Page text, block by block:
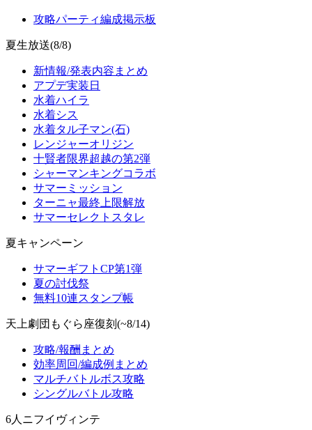
攻略パーティ編成掲示板
夏生放送(8/8)
新情報/発表内容まとめ
アプデ実装日
水着ハイラ
水着シス
水着タル子マン(石)
レンジャーオリジン
十賢者限界超越の第2弾
シャーマンキングコラボ
サマーミッション
ターニャ最終上限解放
サマーセレクトスタレ
夏キャンペーン
サマーギフトCP第1弾
夏の討伐祭
無料10連スタンプ帳
天上劇団もぐら座復刻(~8/14)
攻略/報酬まとめ
効率周回/編成例まとめ
マルチバトルボス攻略
シングルバトル攻略
6人ニフイヴィンテ